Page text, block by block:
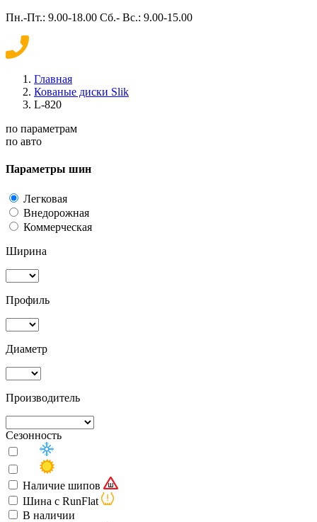
Пн.-Пт.: 9.00-18.00 Сб.- Вс.: 9.00-15.00
Главная
Кованые диски Slik
L-820
по параметрам
по авто
Параметры шин
Легковая
Внедорожная
Коммерческая
Ширина
Профиль
Диаметр
Производитель
Сезонность
Наличие шипов
Шина с RunFlat
В наличии